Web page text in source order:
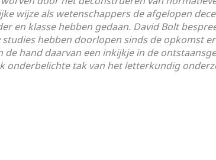
wijze als wetenschappers de afgelopen
en klasse hebben gedaan. David Bolt
hebben doorlopen sinds de opkomst
de hand daarvan een inkijkje in de
onderbelichte tak van het letterkundig